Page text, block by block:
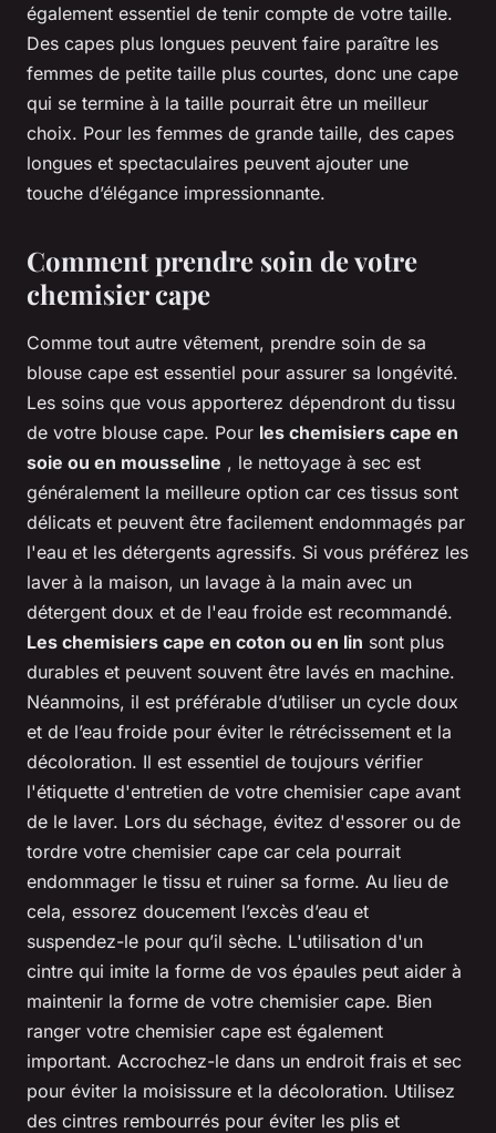
également essentiel de tenir compte de votre taille.
Des capes plus longues peuvent faire paraître les
femmes de petite taille plus courtes, donc une cape
qui se termine à la taille pourrait être un meilleur
choix. Pour les femmes de grande taille, des capes
longues et spectaculaires peuvent ajouter une
touche d’élégance impressionnante.
Comment prendre soin de votre
chemisier cape
Comme tout autre vêtement, prendre soin de sa
blouse cape est essentiel pour assurer sa longévité.
Les soins que vous apporterez dépendront du tissu
de votre blouse cape. Pour les chemisiers cape en
soie ou en mousseline , le nettoyage à sec est
généralement la meilleure option car ces tissus sont
délicats et peuvent être facilement endommagés par
l'eau et les détergents agressifs. Si vous préférez les
laver à la maison, un lavage à la main avec un
détergent doux et de l'eau froide est recommandé.
Les chemisiers cape en coton ou en lin sont plus
durables et peuvent souvent être lavés en machine.
Néanmoins, il est préférable d’utiliser un cycle doux
et de l’eau froide pour éviter le rétrécissement et la
décoloration. Il est essentiel de toujours vérifier
l'étiquette d'entretien de votre chemisier cape avant
de le laver. Lors du séchage, évitez d'essorer ou de
tordre votre chemisier cape car cela pourrait
endommager le tissu et ruiner sa forme. Au lieu de
cela, essorez doucement l’excès d’eau et
suspendez-le pour qu’il sèche. L'utilisation d'un
cintre qui imite la forme de vos épaules peut aider à
maintenir la forme de votre chemisier cape. Bien
ranger votre chemisier cape est également
important. Accrochez-le dans un endroit frais et sec
pour éviter la moisissure et la décoloration. Utilisez
des cintres rembourrés pour éviter les plis et